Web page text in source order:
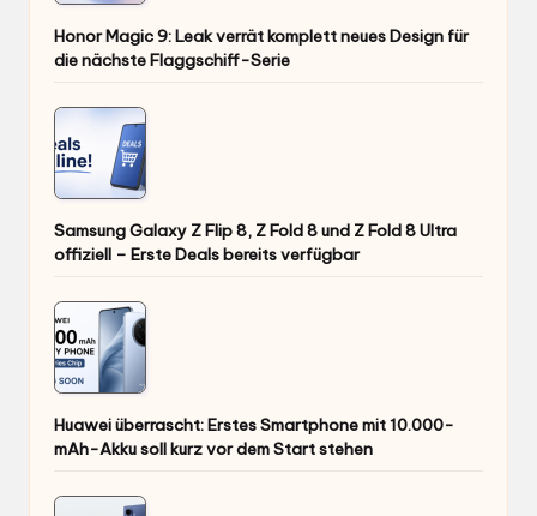
Honor Magic 9: Leak verrät komplett neues Design für
die nächste Flaggschiff-Serie
Samsung Galaxy Z Flip 8, Z Fold 8 und Z Fold 8 Ultra
offiziell – Erste Deals bereits verfügbar
Huawei überrascht: Erstes Smartphone mit 10.000-
mAh-Akku soll kurz vor dem Start stehen